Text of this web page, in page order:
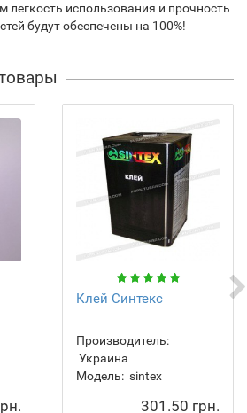
легкость использования и прочность
будут обеспечены на 100%!
Клей Синтекс
Производитель:
Украина
Модель: sintex
301.50 грн.